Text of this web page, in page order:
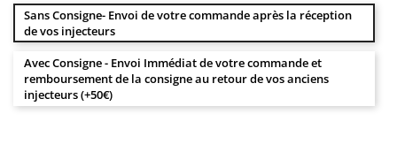
Sans Consigne- Envoi de votre commande après la réception
de vos injecteurs
Avec Consigne - Envoi Immédiat de votre commande et
remboursement de la consigne au retour de vos anciens
injecteurs (+50€)